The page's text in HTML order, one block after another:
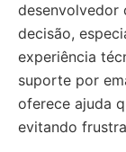
desenvolvedor
decisão,
experiência
suporte por
oferece ajuda
evitando